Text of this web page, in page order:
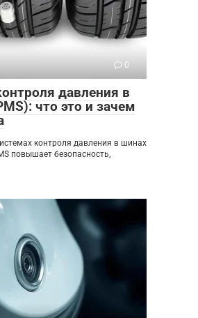
0
давления в
что это и зачем
контроля давления в шинах
повышает безопасность,